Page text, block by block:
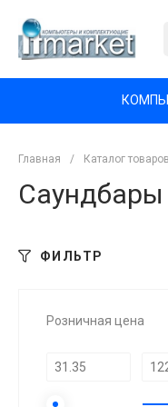
Главная / Каталог товаров
Саундбары
ФИЛЬТР
Розничная цена